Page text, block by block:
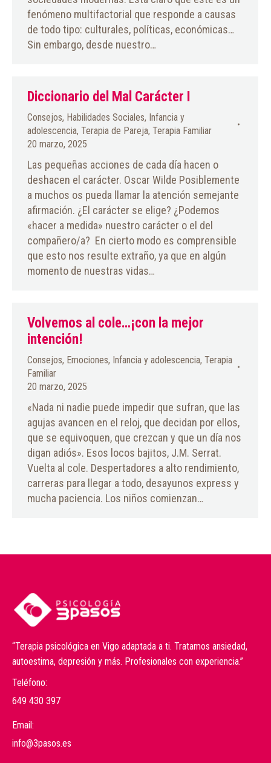
fenómeno multifactorial que responde a causas
de todo tipo: culturales, políticas, económicas…
Sin embargo, desde nuestro…
Diccionario del Mal Carácter I
Consejos, Habilidades Sociales, Infancia y
adolescencia, Terapia de Pareja, Terapia Familiar
20 marzo, 2025
Las pequeñas acciones de cada día hacen o
deshacen el carácter. Oscar Wilde Posiblemente
a muchos os pueda llamar la atención semejante
afirmación. ¿El carácter se elige? ¿Podemos
«hacer a medida» nuestro carácter o el del
compañero/a? En cierto modo es comprensible
que esto nos resulte extraño, ya que en algún
momento de nuestras vidas…
Volvemos al cole…¡con la mejor
intención!
Consejos, Emociones, Infancia y adolescencia, Terapia
Familiar
20 marzo, 2025
«Nada ni nadie puede impedir que sufran, que las
agujas avancen en el reloj, que decidan por ellos,
que se equivoquen, que crezcan y que un día nos
digan adiós». Esos locos bajitos, J.M. Serrat.
Vuelta al cole. Despertadores a alto rendimiento,
carreras para llegar a todo, desayunos express y
mucha paciencia. Los niños comienzan…
“Terapia psicológica en Vigo adaptada a ti. Tratamos ansiedad,
autoestima, depresión y más. Profesionales con experiencia.”
Teléfono:
649 430 397
Email:
info@3pasos.es